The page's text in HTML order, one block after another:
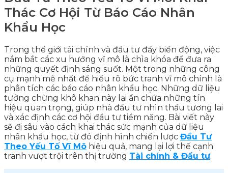
Thác Cơ Hội Từ Báo Cáo Nhân
Khẩu Học
Trong thế giới tài chính và đầu tư đầy biến động, việc
nắm bắt các xu hướng vĩ mô là chìa khóa để đưa ra
những quyết định sáng suốt. Một trong những công
cụ mạnh mẽ nhất để hiểu rõ bức tranh vĩ mô chính là
phân tích các báo cáo nhân khẩu học. Những dữ liệu
tưởng chừng khô khan này lại ẩn chứa những tín
hiệu quan trọng, giúp nhà đầu tư nhìn thấu tương lai
và xác định các cơ hội đầu tư tiềm năng. Bài viết này
sẽ đi sâu vào cách khai thác sức mạnh của dữ liệu
nhân khẩu học, từ đó định hình chiến lược Đầu Tư
Theo Yếu Tố Vĩ Mô hiệu quả, mang lại lợi thế cạnh
tranh vượt trội trên thị trường Tài chính & Đầu tư.